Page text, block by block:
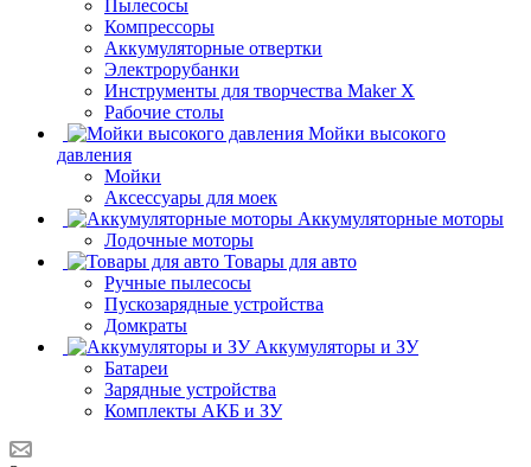
Пылесосы
Компрессоры
Аккумуляторные отвертки
Электрорубанки
Инструменты для творчества Maker X
Рабочие столы
Мойки высокого
давления
Мойки
Аксессуары для моек
Аккумуляторные моторы
Лодочные моторы
Товары для авто
Ручные пылесосы
Пускозарядные устройства
Домкраты
Аккумуляторы и ЗУ
Батареи
Зарядные устройства
Комплекты АКБ и ЗУ